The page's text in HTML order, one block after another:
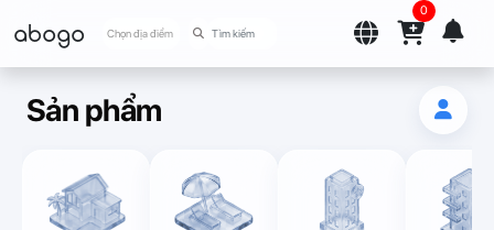
abogo Chọn địa điểm
0
Sản phẩm